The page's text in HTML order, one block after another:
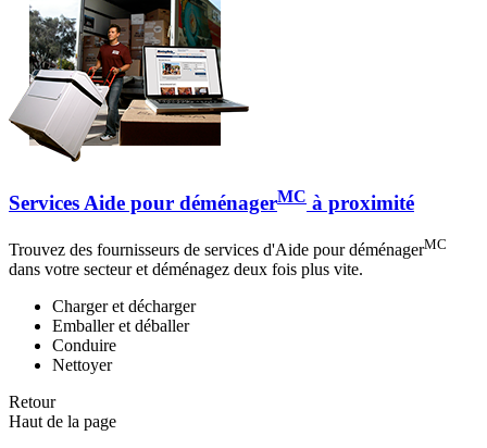
Services Aide pour déménagerMC à proximité
Trouvez des fournisseurs de services d'Aide pour déménagerMC
dans votre secteur et déménagez deux fois plus vite.
Charger et décharger
Emballer et déballer
Conduire
Nettoyer
Retour
Haut de la page